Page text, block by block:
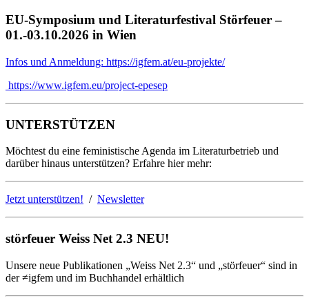
EU-Symposium und Literaturfestival Störfeuer –
01.-03.10.2026 in Wien
Infos und Anmeldung: https://igfem.at/eu-projekte/
https://www.igfem.eu/project-epesep
UNTERSTÜTZEN
Möchtest du eine feministische Agenda im Literaturbetrieb und
darüber hinaus unterstützen? Erfahre hier mehr:
Jetzt unterstützen! / Newsletter
störfeuer Weiss Net 2.3 NEU!
Unsere neue Publikationen „Weiss Net 2.3“ und „störfeuer“ sind in
der ≠igfem und im Buchhandel erhältlich